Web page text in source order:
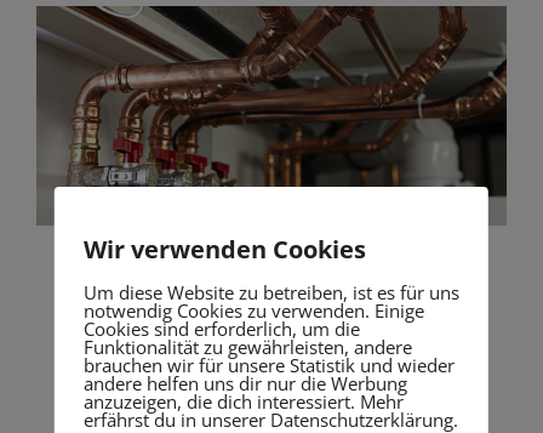
Fördermittel
Wir als Ihr Heizungspartner beraten Sie
umfassend und systemneutral über die
Wir verwenden Cookies
Um diese Website zu betreiben, ist es für uns
notwendig Cookies zu verwenden. Einige
Cookies sind erforderlich, um die
Funktionalität zu gewährleisten, andere
brauchen wir für unsere Statistik und wieder
andere helfen uns dir nur die Werbung
anzuzeigen, die dich interessiert. Mehr
erfährst du in unserer Datenschutzerklärung.